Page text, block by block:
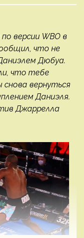
версии WBO в
что не
Дюбуа.
что тебе
вернуться
Даниэля.
Джаррелла